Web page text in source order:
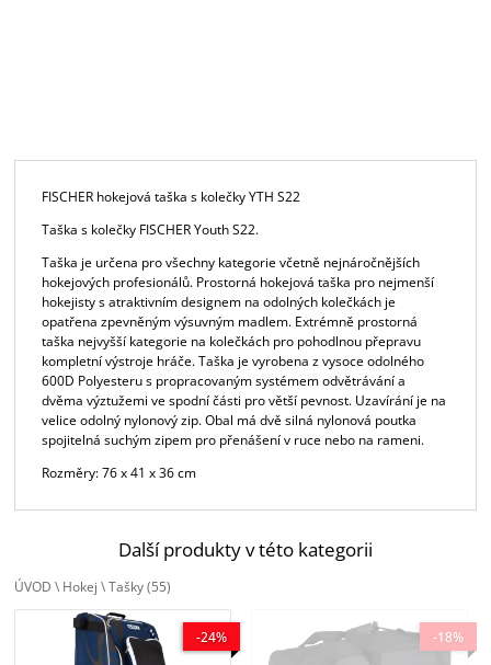
FISCHER hokejová taška s kolečky YTH S22
Taška s kolečky FISCHER Youth S22.
Taška je určena pro všechny kategorie včetně nejnáročnějších
hokejových profesionálů. Prostorná hokejová taška pro nejmenší
hokejisty s atraktivním designem na odolných kolečkách je
opatřena zpevněným výsuvným madlem. Extrémně prostorná
taška nejvyšší kategorie na kolečkách pro pohodlnou přepravu
kompletní výstroje hráče. Taška je vyrobena z vysoce odolného
600D Polyesteru s propracovaným systémem odvětrávání a
dvěma výztužemi ve spodní části pro větší pevnost. Uzavírání je na
velice odolný nylonový zip. Obal má dvě silná nylonová poutka
spojitelná suchým zipem pro přenášení v ruce nebo na rameni.
Rozměry: 76 x 41 x 36 cm
Další produkty v této kategorii
ÚVOD \ Hokej \Tašky(55)
GRIT hokejová taška HTFX SR 36
-24%
FISCHER hokejová taška s kolečky
-18%